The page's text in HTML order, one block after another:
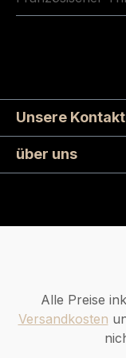
Unsere
über uns
Alle Preise
Versandkosten